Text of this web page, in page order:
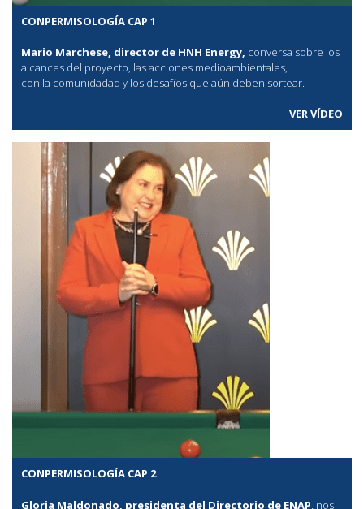
CONPERMISOLOGÍA CAP 1
Mario Marchese, director de HNH Energy, conversa sobre los
alcances del proyecto, las acciones medioambientales,
con la comunidadad y los desafíos que aún deben sortear.
VER VÍDEO
CONPERMISOLOGÍA CAP 2
Gloria Maldonado, presidenta del Directorio de ENAP, nos